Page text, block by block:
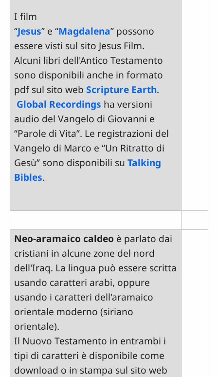
I film
“Jesus” e “Magdalena” possono
essere visti sul sito Jesus Film.
Alcuni libri dell'Antico Testamento
sono disponibili anche in formato
pdf sul sito web Scripture Earth.
Global Recordings ha versioni
audio del Vangelo di Giovanni e
“Parole di Vita”. Le registrazioni del
Vangelo di Marco e “Un Ritratto di
Gesù” sono disponibili su Talking
Bibles.
Neo-aramaico caldeo è parlato dai
cristiani in alcune zone del nord
dell'Iraq. La lingua può essere scritta
usando caratteri arabi, oppure
usando i caratteri dell'aramaico
orientale moderno (siriano
orientale).
Il Nuovo Testamento in entrambi i
tipi di caratteri è disponibile come
download o in stampa sul sito web